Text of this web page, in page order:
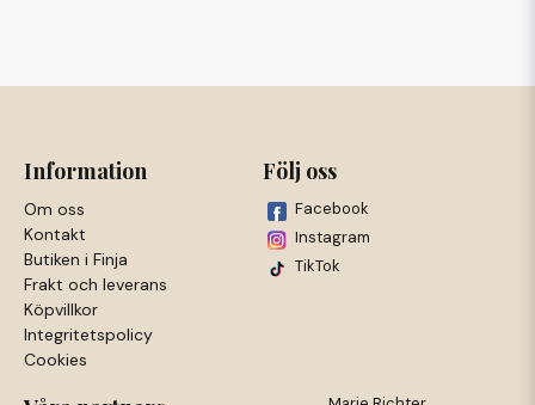
Information
Om oss
Kontakt
Butiken i Finja
Frakt och leverans
Köpvillkor
Integritetspolicy
Cookies
Följ oss
Facebook
Instagram
TikTok